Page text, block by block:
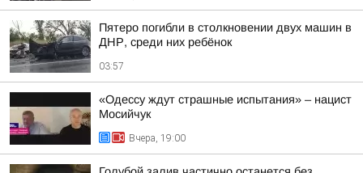
Пятеро погибли в столкновении двух машин в
ДНР, среди них ребёнок
03:57
«Одессу ждут страшные испытания» – нацист
Мосийчук
Вчера, 19:00